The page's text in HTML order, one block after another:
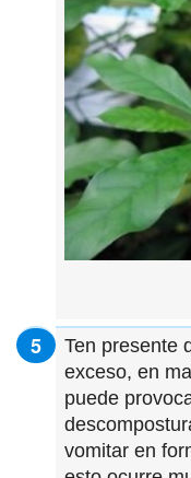
Ten presente
exceso, en
puede
vomitar en